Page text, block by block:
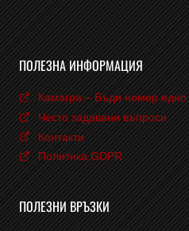
ПОЛЕЗНА ИНФОРМАЦИЯ
Камагра – Бъди номер едно
Често задавани въпроси
Контакти
Политика GDPR
ПОЛЕЗНИ ВРЪЗКИ